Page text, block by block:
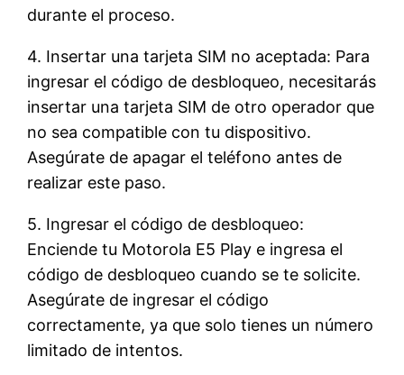
durante el proceso.
4. Insertar una tarjeta SIM no aceptada: Para
ingresar el código de desbloqueo, necesitarás
insertar una tarjeta SIM de otro operador que
no sea compatible con tu dispositivo.
Asegúrate de apagar el teléfono antes de
realizar este paso.
5. Ingresar el código de desbloqueo:
Enciende tu Motorola E5 Play e ingresa el
código de desbloqueo cuando se te solicite.
Asegúrate de ingresar el código
correctamente, ya que solo tienes un número
limitado de intentos.